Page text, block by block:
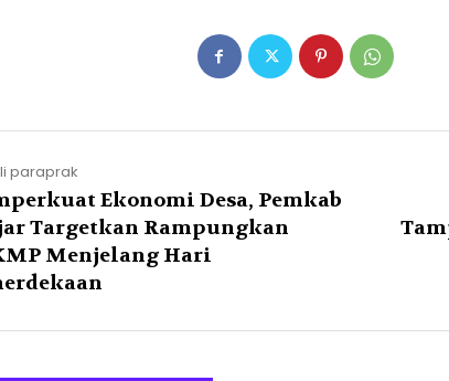
paraprak
Ekonomi Desa, Pemkab
Targetkan Rampungkan
Menjelang Hari